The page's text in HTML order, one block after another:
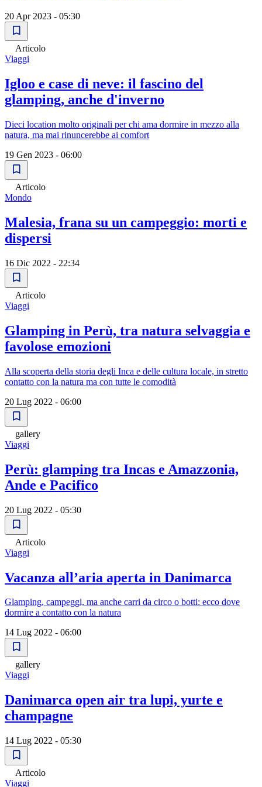
20 Apr 2023 - 05:30
Articolo
Viaggi
Igloo e case di neve: il fascino del
glamping, anche d'inverno
Dieci location molto originali per chi ama dormire in mezzo alla
natura, ma mai rinuncerebbe ai comfort
19 Gen 2023 - 06:00
Articolo
Mondo
Malesia, frana su un campeggio: morti e
dispersi
16 Dic 2022 - 22:34
Articolo
Viaggi
Glamping in Perù, tra natura selvaggia e
favolose emozioni
Alla scoperta della storia degli Inca e delle cultura locale, in stretto
contatto con la natura ma con tutte le comodità
20 Lug 2022 - 06:00
gallery
Viaggi
Perù: glamping tra Incas e Amazzonia,
Ande e Pacifico
20 Lug 2022 - 05:30
Articolo
Viaggi
Vacanza all’aria aperta in Danimarca
Glamping, campeggi, ma anche carri da circo o botti: ecco dove
dormire a contatto con la natura
14 Lug 2022 - 06:00
gallery
Viaggi
Danimarca open air tra lupi, yurte e
champagne
14 Lug 2022 - 05:30
Articolo
Viaggi